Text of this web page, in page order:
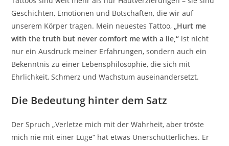
Geschichten, Emotionen und Botschaften, die wir auf
unserem Körper tragen. Mein neuestes Tattoo,„Hurt me
with the truth but never comfort me with a lie,“ ist nicht
nur ein Ausdruck meiner Erfahrungen, sondern auch ein
Bekenntnis zu einer Lebensphilosophie, die sich mit
Ehrlichkeit, Schmerz und Wachstum auseinandersetzt.
Die Bedeutung hinter dem Satz
Der Spruch „Verletze mich mit der Wahrheit, aber tröste
mich nie mit einer Lüge“ hat etwas Unerschütterliches. Er